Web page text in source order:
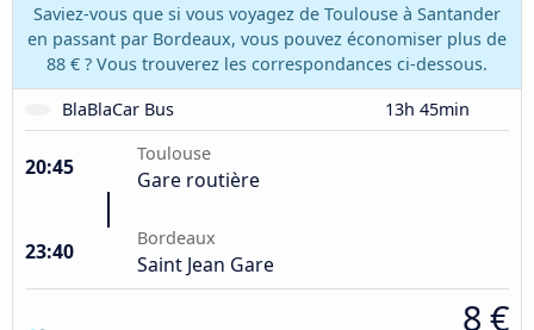
Saviez-vous que si vous voyagez de Toulouse à Santander
en passant par Bordeaux, vous pouvez économiser plus de
88 € ? Vous trouverez les correspondances ci-dessous.
BlaBlaCar Bus
13h 45min
20:45
Toulouse
Gare routière
23:40
Bordeaux
Saint Jean Gare
8 €